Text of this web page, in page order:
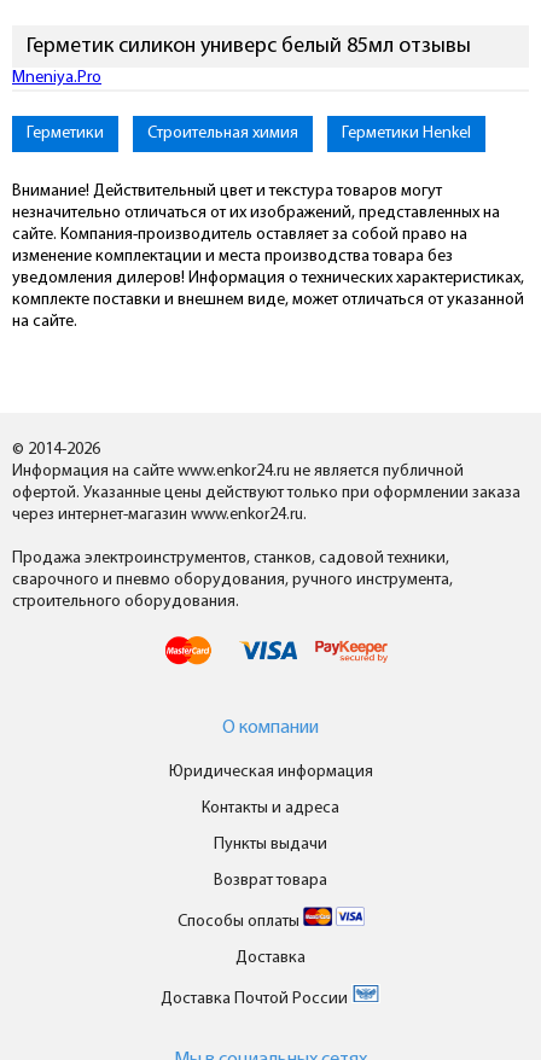
Герметик силикон универс белый 85мл отзывы
Mneniya.Pro
Герметики Строительная химия Герметики Henkel
Внимание! Действительный цвет и текстура товаров могут
незначительно отличаться от их изображений, представленных на
сайте. Компания-производитель оставляет за собой право на
изменение комплектации и места производства товара без
уведомления дилеров! Информация о технических характеристиках,
комплекте поставки и внешнем виде, может отличаться от указанной
на сайте.
© 2014-2026
Информация на сайте www.enkor24.ru не является публичной
офертой. Указанные цены действуют только при оформлении заказа
через интернет-магазин www.enkor24.ru.
Продажа электроинструментов, станков, садовой техники,
сварочного и пневмо оборудования, ручного инструмента,
строительного оборудования.
О компании
Юридическая информация
Контакты и адреса
Пункты выдачи
Возврат товара
Способы оплаты
Доставка
Доставка Почтой России